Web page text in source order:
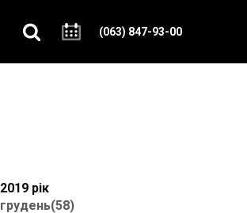
(063) 847-93-00
2019 рік
грудень(58)